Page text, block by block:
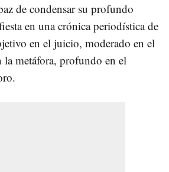
de condensar su profundo
en una crónica periodística de
en el juicio, moderado en el
metáfora, profundo en el